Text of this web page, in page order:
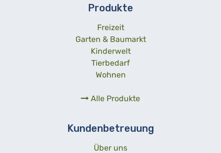
Produkte
Freizeit
Garten & Baumarkt
Kinderwelt
Tierbedarf
Wohnen
Alle Produkte
Kundenbetreuung
Über uns